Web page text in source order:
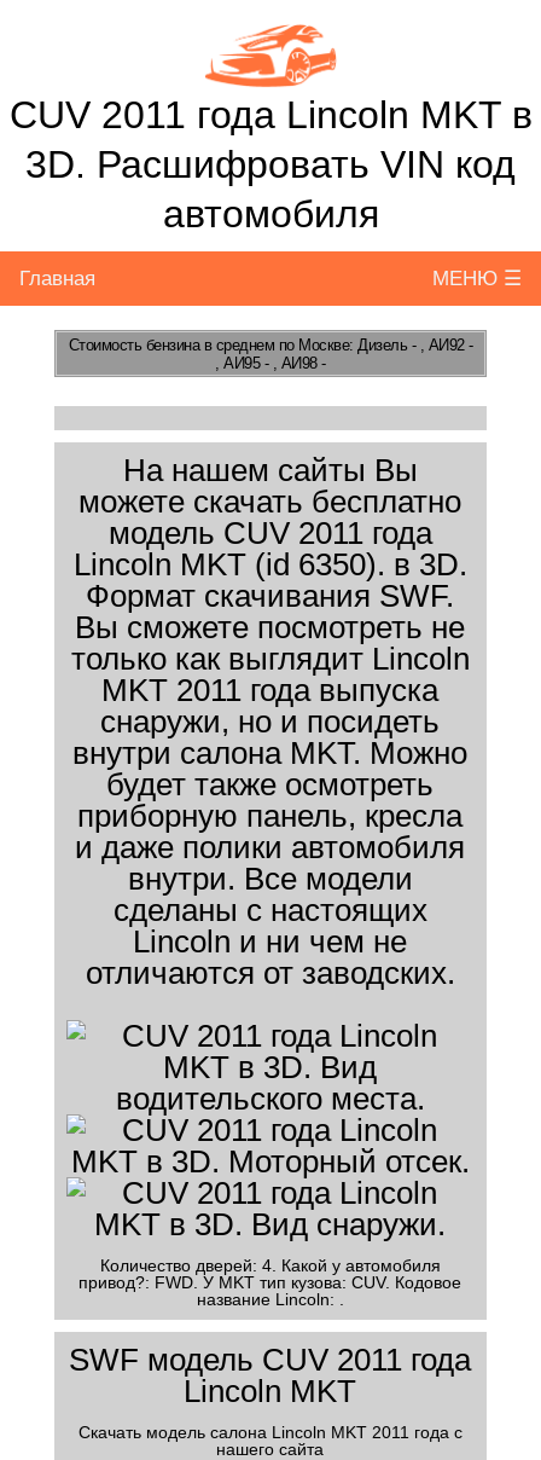
CUV 2011 года Lincoln MKT в
3D. Расшифровать VIN код
автомобиля
Главная МЕНЮ ☰
Стоимость бензинав среднем по Москве: Дизель - , АИ92 -
, АИ95 - , АИ98 -
На нашем сайты Вы
можете скачать бесплатно
модель CUV 2011 года
Lincoln MKT (id 6350). в 3D.
Формат скачивания SWF.
Вы сможете посмотреть не
только как выглядит Lincoln
MKT 2011 года выпуска
снаружи, но и посидеть
внутри салона MKT. Можно
будет также осмотреть
приборную панель, кресла
и даже полики автомобиля
внутри. Все модели
сделаны с настоящих
Lincoln и ни чем не
отличаются от заводских.
Количество дверей: 4. Какой у автомобиля
привод?: FWD. У MKT тип кузова: CUV. Кодовое
название Lincoln: .
SWF модель CUV 2011 года
Lincoln MKT
Скачать модель салона Lincoln MKT 2011 года с
нашего сайта